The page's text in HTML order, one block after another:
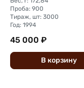
Проба: 900
Тираж, шт: 3000
Год: 1994
45 000 ₽
В корзину